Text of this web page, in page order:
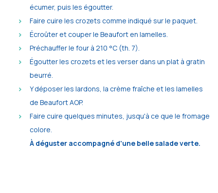
écumer, puis les égoutter.
Faire cuire les crozets comme indiqué sur le paquet.
Écroûter et couper le Beaufort en lamelles.
Préchauffer le four à 210 °C (th. 7).
Égoutter les crozets et les verser dans un plat à gratin
beurré.
Y déposer les lardons, la crème fraîche et les lamelles
de Beaufort AOP.
Faire cuire quelques minutes, jusqu'à ce que le fromage
colore.
À déguster accompagné d'une belle salade verte.